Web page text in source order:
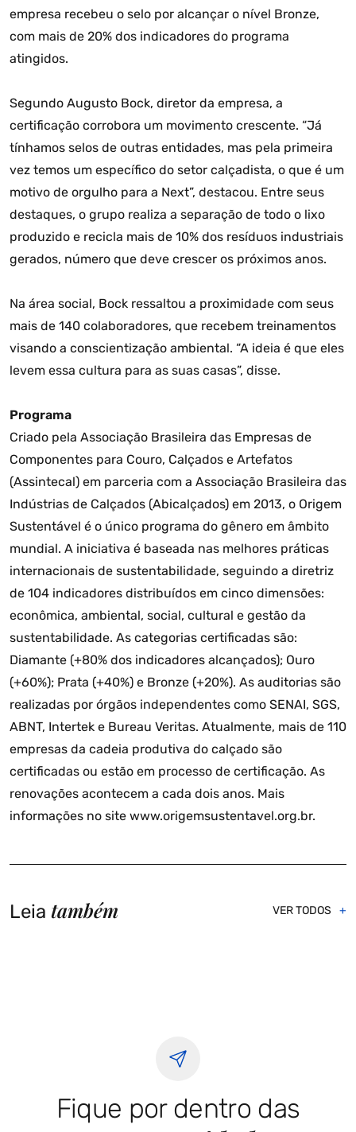
empresa recebeu o selo por alcançar o nível Bronze,
com mais de 20% dos indicadores do programa
atingidos.
Segundo Augusto Bock, diretor da empresa, a
certificação corrobora um movimento crescente. “Já
tínhamos selos de outras entidades, mas pela primeira
vez temos um específico do setor calçadista, o que é um
motivo de orgulho para a Next”, destacou. Entre seus
destaques, o grupo realiza a separação de todo o lixo
produzido e recicla mais de 10% dos resíduos industriais
gerados, número que deve crescer os próximos anos.
Na área social, Bock ressaltou a proximidade com seus
mais de 140 colaboradores, que recebem treinamentos
visando a conscientização ambiental. “A ideia é que eles
levem essa cultura para as suas casas”, disse.
Programa
Criado pela Associação Brasileira das Empresas de
Componentes para Couro, Calçados e Artefatos
(Assintecal) em parceria com a Associação Brasileira das
Indústrias de Calçados (Abicalçados) em 2013, o Origem
Sustentável é o único programa do gênero em âmbito
mundial. A iniciativa é baseada nas melhores práticas
internacionais de sustentabilidade, seguindo a diretriz
de 104 indicadores distribuídos em cinco dimensões:
econômica, ambiental, social, cultural e gestão da
sustentabilidade. As categorias certificadas são:
Diamante (+80% dos indicadores alcançados); Ouro
(+60%); Prata (+40%) e Bronze (+20%). As auditorias são
realizadas por órgãos independentes como SENAI, SGS,
ABNT, Intertek e Bureau Veritas. Atualmente, mais de 110
empresas da cadeia produtiva do calçado são
certificadas ou estão em processo de certificação. As
renovações acontecem a cada dois anos. Mais
informações no site www.origemsustentavel.org.br.
Leia também VER TODOS
Fique por dentro das